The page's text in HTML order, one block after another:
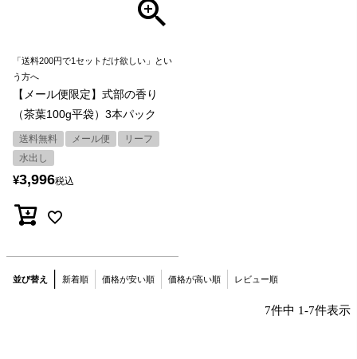
「送料200円で1セットだけ欲しい」とい
う方へ
【メール便限定】式部の香り
（茶葉100g平袋）3本パック
送料無料 メール便
リーフ
水出し
¥3,996税込
並び替え 新着順 価格が安い順 価格が高い順 レビュー順
7件中 1-7件表示